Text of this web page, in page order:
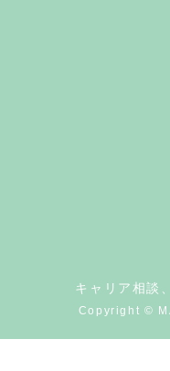
キャリア相談
Copyright ©